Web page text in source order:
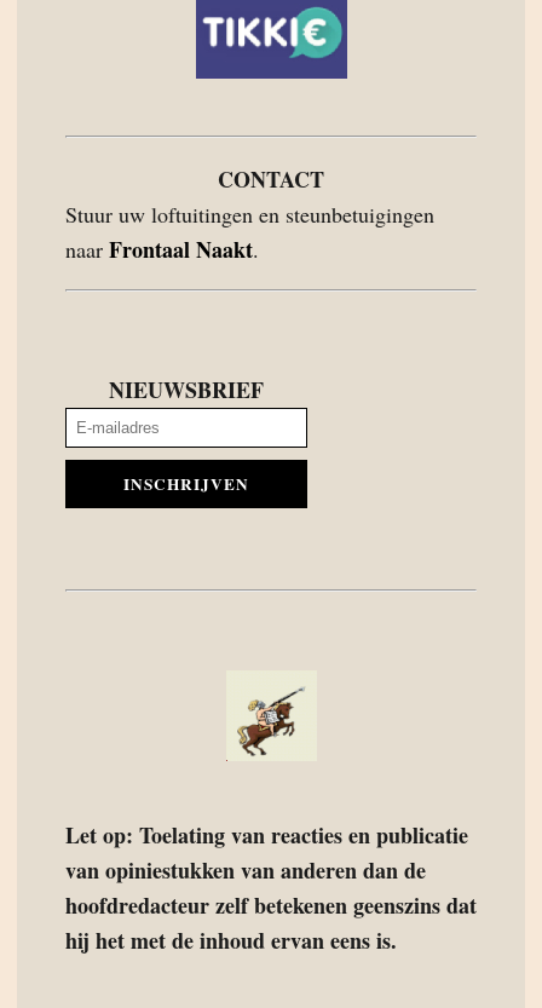
CONTACT
Stuur uw loftuitingen en steunbetuigingen
naar Frontaal Naakt.
NIEUWSBRIEF
INSCHRIJVEN
Let op: Toelating van reacties en publicatie
van opiniestukken van anderen dan de
hoofdredacteur zelf betekenen geenszins dat
hij het met de inhoud ervan eens is.